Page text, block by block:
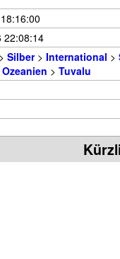
22:08:14
Silber> International >
> Tuvalu